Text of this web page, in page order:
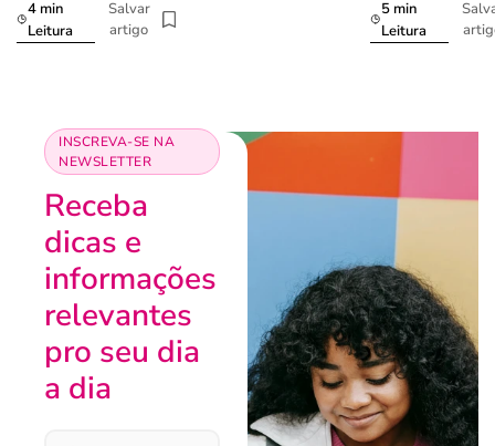
4 min
Leitura
Salvar
artigo
5 min
Leitura
INSCREVA-SE NA
NEWSLETTER
Receba
dicas e
informações
relevantes
pro seu dia
a dia